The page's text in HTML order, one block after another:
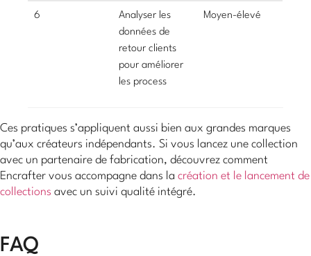
6
Analyser les
données de
retour clients
pour améliorer
les process
Moyen-élevé
Ces pratiques s’appliquent aussi bien aux grandes marques
qu’aux créateurs indépendants. Si vous lancez une collection
avec un partenaire de fabrication, découvrez comment
Encrafter vous accompagne dans la création et le lancement de
collections avec un suivi qualité intégré.
FAQ